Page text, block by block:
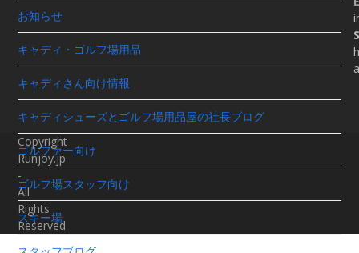
お知らせ
キャディ・ゴルフ場用品
キャディさん向け情報
キャディシューズとゴルフ場用品屋の社長ブログ
ゴルファー向け
ゴルフ場スタッフ向け
スキー場
Copyright
Runjoy.jp
-
All
Rights
Reserved